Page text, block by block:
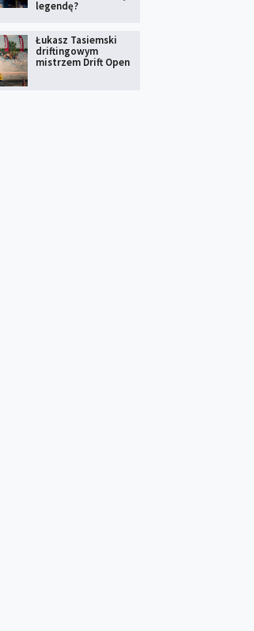
legendę?
Łukasz Tasiemski
driftingowym
mistrzem Drift Open